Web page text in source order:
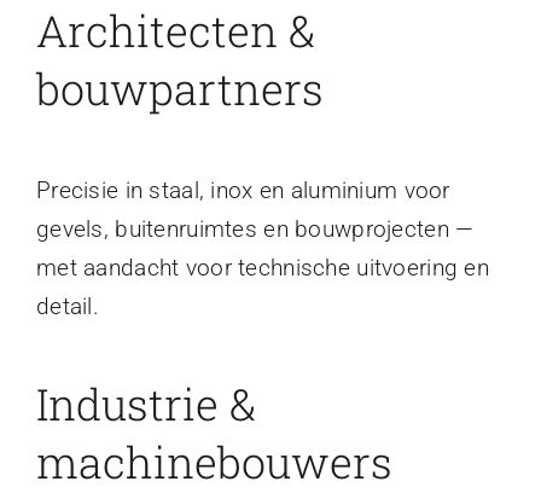
Architecten &
bouwpartners
Precisie in staal, inox en aluminium voor
gevels, buitenruimtes en bouwprojecten —
met aandacht voor technische uitvoering en
detail.
Industrie &
machinebouwers